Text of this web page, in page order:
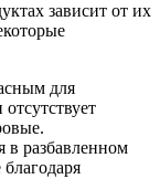
зависит от их
для
в разбавленном